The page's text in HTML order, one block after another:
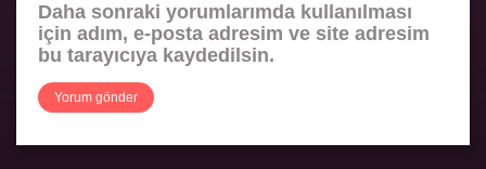
Daha sonraki yorumlarımda kullanılması
için adım, e-posta adresim ve site adresim
bu tarayıcıya kaydedilsin.